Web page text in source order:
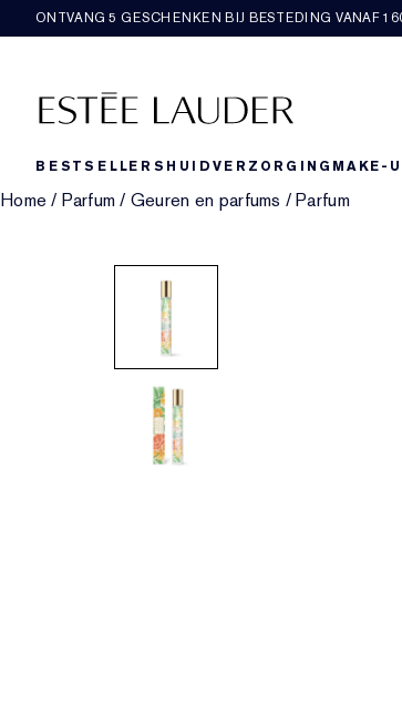
ONTVANG 5 GESCHENKEN BIJ BESTEDING VANAF
BESTSELLERS HUIDVERZORGING MAKE-
Home / Parfum / Geuren en parfums /Parfum